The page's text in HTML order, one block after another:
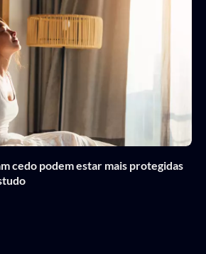
cedo podem estar mais protegidas